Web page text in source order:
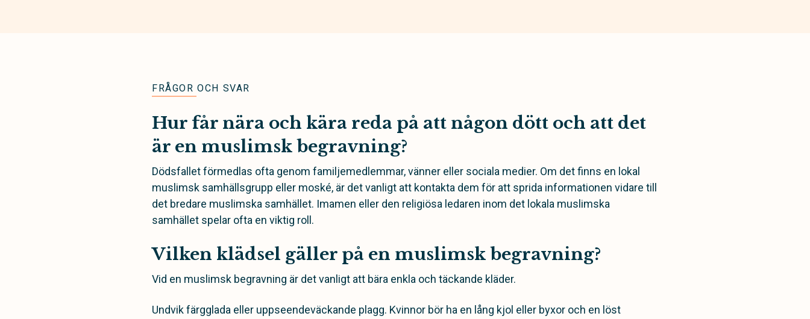
FRÅGOR OCH SVAR
Hur får nära och kära reda på att någon dött och att det
är en muslimsk begravning?
Dödsfallet förmedlas ofta genom familjemedlemmar, vänner eller sociala medier. Om det finns en lokal
muslimsk samhällsgrupp eller moské, är det vanligt att kontakta dem för att sprida informationen vidare till
det bredare muslimska samhället. Imamen eller den religiösa ledaren inom det lokala muslimska
samhället spelar ofta en viktig roll.
Vilken klädsel gäller på en muslimsk begravning?
Vid en muslimsk begravning är det vanligt att bära enkla och täckande kläder.
Undvik färgglada eller uppseendeväckande plagg. Kvinnor bör ha en lång kjol eller byxor och en löst